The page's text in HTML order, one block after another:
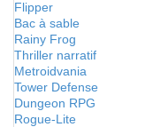
Flipper
Bac à sable
Rainy Frog
Thriller narratif
Metroidvania
Tower Defense
Dungeon RPG
Rogue-Lite